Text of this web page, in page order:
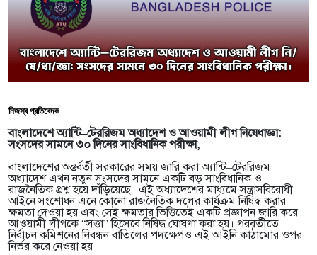
নিজস্ব প্রতিবেদক
বাংলাদেশে অ্যান্টি–টেররিজম অধ্যাদেশ ও আওয়ামী লীগ নিষেধাজ্ঞা:
সংসদের সামনে ৩০ দিনের সাংবিধানিক পরীক্ষা,
বাংলাদেশের অন্তর্বর্তী সরকারের সময় জারি করা অ্যান্টি–টেররিজম
অধ্যাদেশ এখন নতুন সংসদের সামনে একটি বড় সাংবিধানিক ও
রাজনৈতিক প্রশ্ন হয়ে দাঁড়িয়েছে। এই অধ্যাদেশের মাধ্যমে সন্ত্রাসবিরোধী
আইনে সংশোধন এনে কোনো রাজনৈতিক দলের কার্যক্রম নিষিদ্ধ করার
ক্ষমতা দেওয়া হয় এবং সেই ক্ষমতার ভিত্তিতেই একটি প্রজ্ঞাপন জারি করে
আওয়ামী লীগকে “সত্তা” হিসেবে নিষিদ্ধ ঘোষণা করা হয়। পরবর্তীতে
নির্বাচন কমিশনের নিবন্ধন বাতিলের পদক্ষেপও এই আইনি কাঠামোর ওপর
নির্ভর করে নেওয়া হয়।